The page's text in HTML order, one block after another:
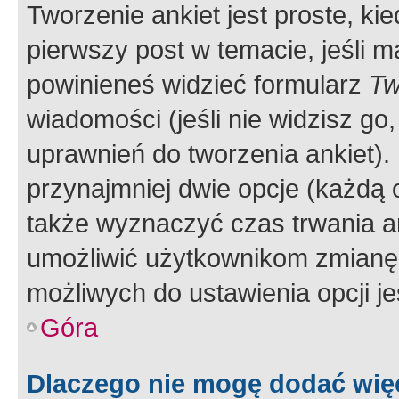
Tworzenie ankiet jest proste,
pierwszy post w temacie, jeśli
powinieneś widzieć formularz
wiadomości (jeśli nie widzisz
uprawnień do tworzenia
przynajmniej dwie opcje
także wyznaczyć czas trwania
umożliwić użytkownikom
możliwych do ustawienia opcji
Góra
Dlaczego nie mogę dodać